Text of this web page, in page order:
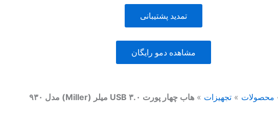
تمدید پشتیبانی
مشاهده دمو رایگان
محصولات »تجهیزات »هاب چهار پورت USB ۳.۰ میلر (Miller) مدل ۹۳۰